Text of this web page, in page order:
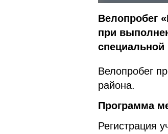
Велопробег
при
Велопробег
района.
Программа
Регистрация